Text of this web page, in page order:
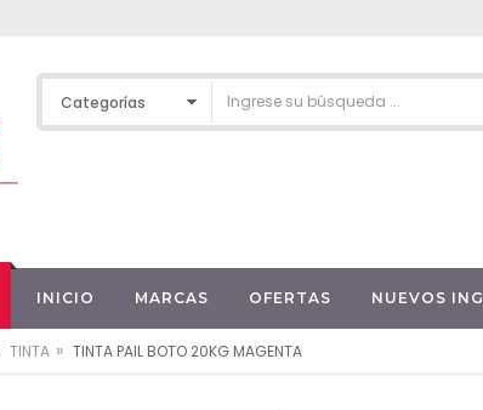
INICIO MARCAS OFERTAS NUEVOS
TINTA » TINTA PAIL BOTO 20KG MAGENTA